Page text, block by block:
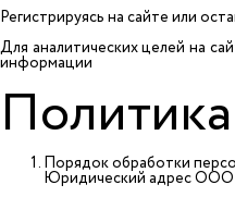
Регистрируясь на сайте или
Для аналитических целей на
информации
Порядок обработки
Юридический адрес ООО